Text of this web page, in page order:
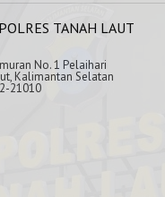
TANAH LAUT
No. 1 Pelaihari
Kalimantan Selatan
21010